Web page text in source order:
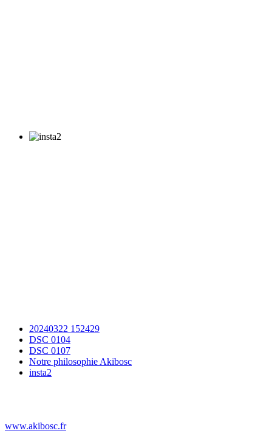
20240322 152429
DSC 0104
DSC 0107
Notre philosophie Akibosc
insta2
www.akibosc.fr